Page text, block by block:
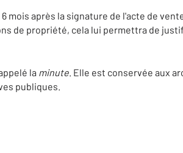
mois après la signature de l'acte de
de propriété, cela lui permettra de
la minute. Elle est conservée aux
publiques.